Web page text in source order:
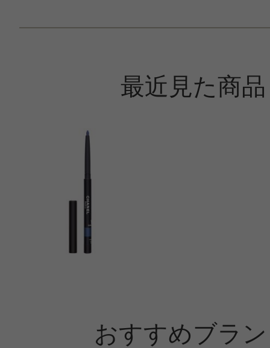
このコスメのレビューを書いて
CT会員様は、
最近見た商品
おすすめブラ